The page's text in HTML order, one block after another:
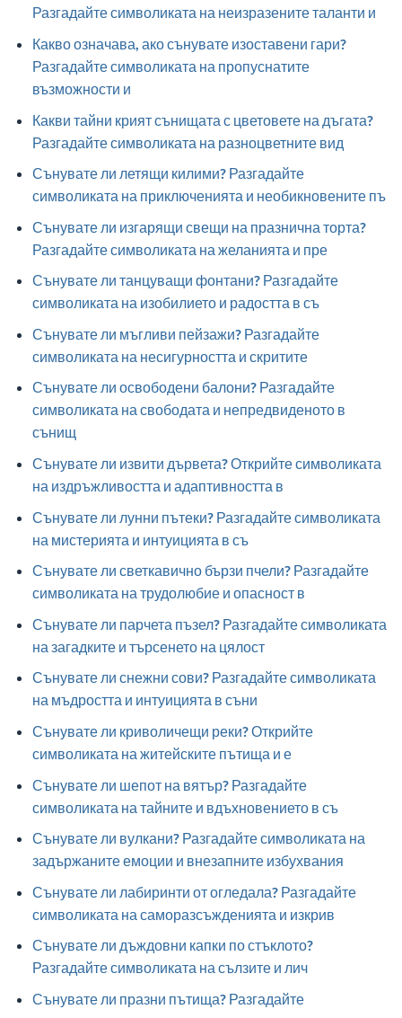
Разгадайте символиката на неизразените таланти и
Какво означава, ако сънувате изоставени гари?
Разгадайте символиката на пропуснатите
възможности и
Какви тайни крият сънищата с цветовете на дъгата?
Разгадайте символиката на разноцветните вид
Сънувате ли летящи килими? Разгадайте
символиката на приключенията и необикновените пъ
Сънувате ли изгарящи свещи на празнична торта?
Разгадайте символиката на желанията и пре
Сънувате ли танцуващи фонтани? Разгадайте
символиката на изобилието и радостта в съ
Сънувате ли мъгливи пейзажи? Разгадайте
символиката на несигурността и скритите
Сънувате ли освободени балони? Разгадайте
символиката на свободата и непредвиденото в
сънищ
Сънувате ли извити дървета? Открийте символиката
на издръжливостта и адаптивността в
Сънувате ли лунни пътеки? Разгадайте символиката
на мистерията и интуицията в съ
Сънувате ли светкавично бързи пчели? Разгадайте
символиката на трудолюбие и опасност в
Сънувате ли парчета пъзел? Разгадайте символиката
на загадките и търсенето на цялост
Сънувате ли снежни сови? Разгадайте символиката
на мъдростта и интуицията в съни
Сънувате ли криволичещи реки? Открийте
символиката на житейските пътища и е
Сънувате ли шепот на вятър? Разгадайте
символиката на тайните и вдъхновението в съ
Сънувате ли вулкани? Разгадайте символиката на
задържаните емоции и внезапните избухвания
Сънувате ли лабиринти от огледала? Разгадайте
символиката на саморазсъжденията и изкрив
Сънувате ли дъждовни капки по стъклото?
Разгадайте символиката на сълзите и лич
Сънувате ли празни пътища? Разгадайте